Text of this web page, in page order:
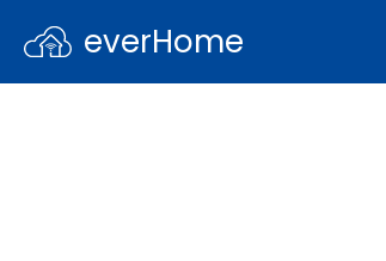
everHome